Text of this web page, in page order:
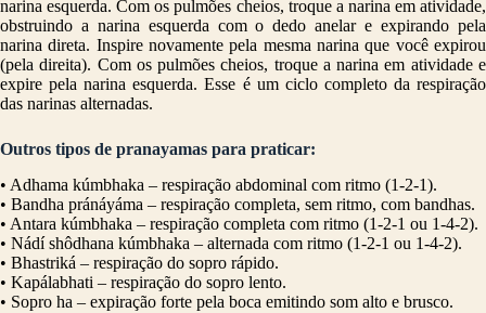
narina esquerda. Com os pulmões cheios, troque a narina em atividade,
obstruindo a narina esquerda com o dedo anelar e expirando pela
narina direta. Inspire novamente pela mesma narina que você expirou
(pela direita). Com os pulmões cheios, troque a narina em atividade e
expire pela narina esquerda. Esse é um ciclo completo da respiração
das narinas alternadas.
Outros tipos de pranayamas para praticar:
• Adhama kúmbhaka – respiração abdominal com ritmo (1-2-1).
• Bandha pránáyáma – respiração completa, sem ritmo, com bandhas.
• Antara kúmbhaka – respiração completa com ritmo (1-2-1 ou 1-4-2).
• Nádí shôdhana kúmbhaka – alternada com ritmo (1-2-1 ou 1-4-2).
• Bhastriká – respiração do sopro rápido.
• Kapálabhati – respiração do sopro lento.
• Sopro ha – expiração forte pela boca emitindo som alto e brusco.